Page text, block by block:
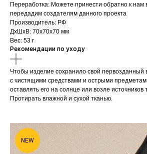
Переработка: Можете принести обратно к нам
передадим создателям данного проекта
Производитель: РФ
ДxШxВ: 70x70x70 мм
Вес: 53 г
Рекомендации по уходу
Чтобы изделие сохранило свой первозданный
с чистящими средствами и острыми
оставлять его на солнце или возле источников
Протирать влажной и сухой тканью.
NEW